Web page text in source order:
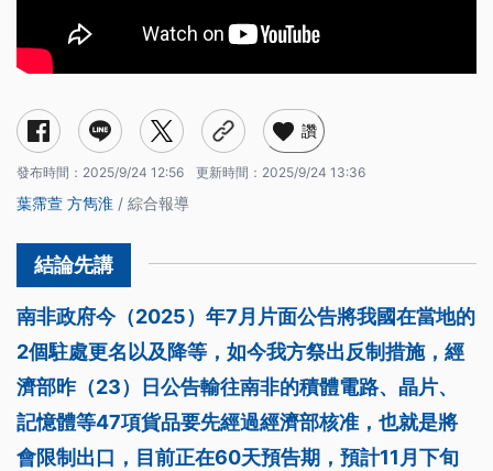
讚
發布時間： 2025/9/24 12:56 更新時間： 2025/9/24 13:36
葉霈萱 方雋淮 / 綜合報導
南非政府今（2025）年7月片面公告將我國在當地的
2個駐處更名以及降等，如今我方祭出反制措施，經
濟部昨（23）日公告輸往南非的積體電路、晶片、
記憶體等47項貨品要先經過經濟部核准，也就是將
會限制出口，目前正在60天預告期，預計11月下旬